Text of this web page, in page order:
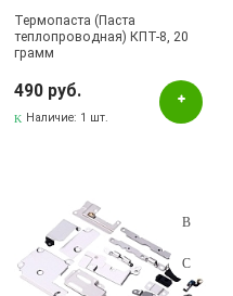
Термопаста (Паста
теплопроводная) КПТ-8, 20
грамм
490 руб.
Наличие: 1 шт.